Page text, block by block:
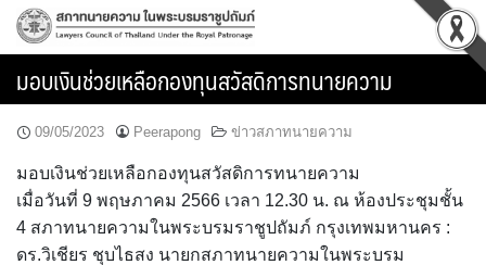
Skip
มอบเงินช่วยเหลือกองทุนสวัสดิการทนายความ
09/05/2023 Peerapong ข่าวสภาทนายความ
มอบเงินช่วยเหลือกองทุนสวัสดิการทนายความ
เมื่อวันที่ 9 พฤษภาคม 2566 เวลา 12.30 น. ณ ห้องประชุมชั้น
4 สภาทนายความในพระบรมราชูปถัมภ์ กรุงเทพมหานคร :
ดร.วิเชียร ชุบไธสง นายกสภาทนายความในพระบรม